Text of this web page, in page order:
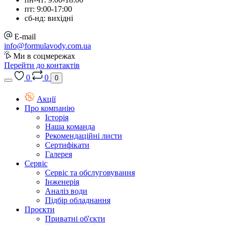
пт: 9:00-17:00
сб-нд: вихідні
E-mail
info@formulavody.com.ua
Ми в соцмережах
Перейти до контактів
0
0 0
Акції
Про компанію
Історія
Наша команда
Рекомендаційні листи
Сертифікати
Галерея
Сервіс
Сервіс та обслуговування
Інженерія
Аналіз води
Підбір обладнання
Проєкти
Приватні об'єкти